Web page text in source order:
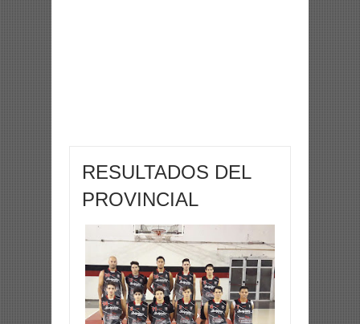
RESULTADOS DEL
PROVINCIAL